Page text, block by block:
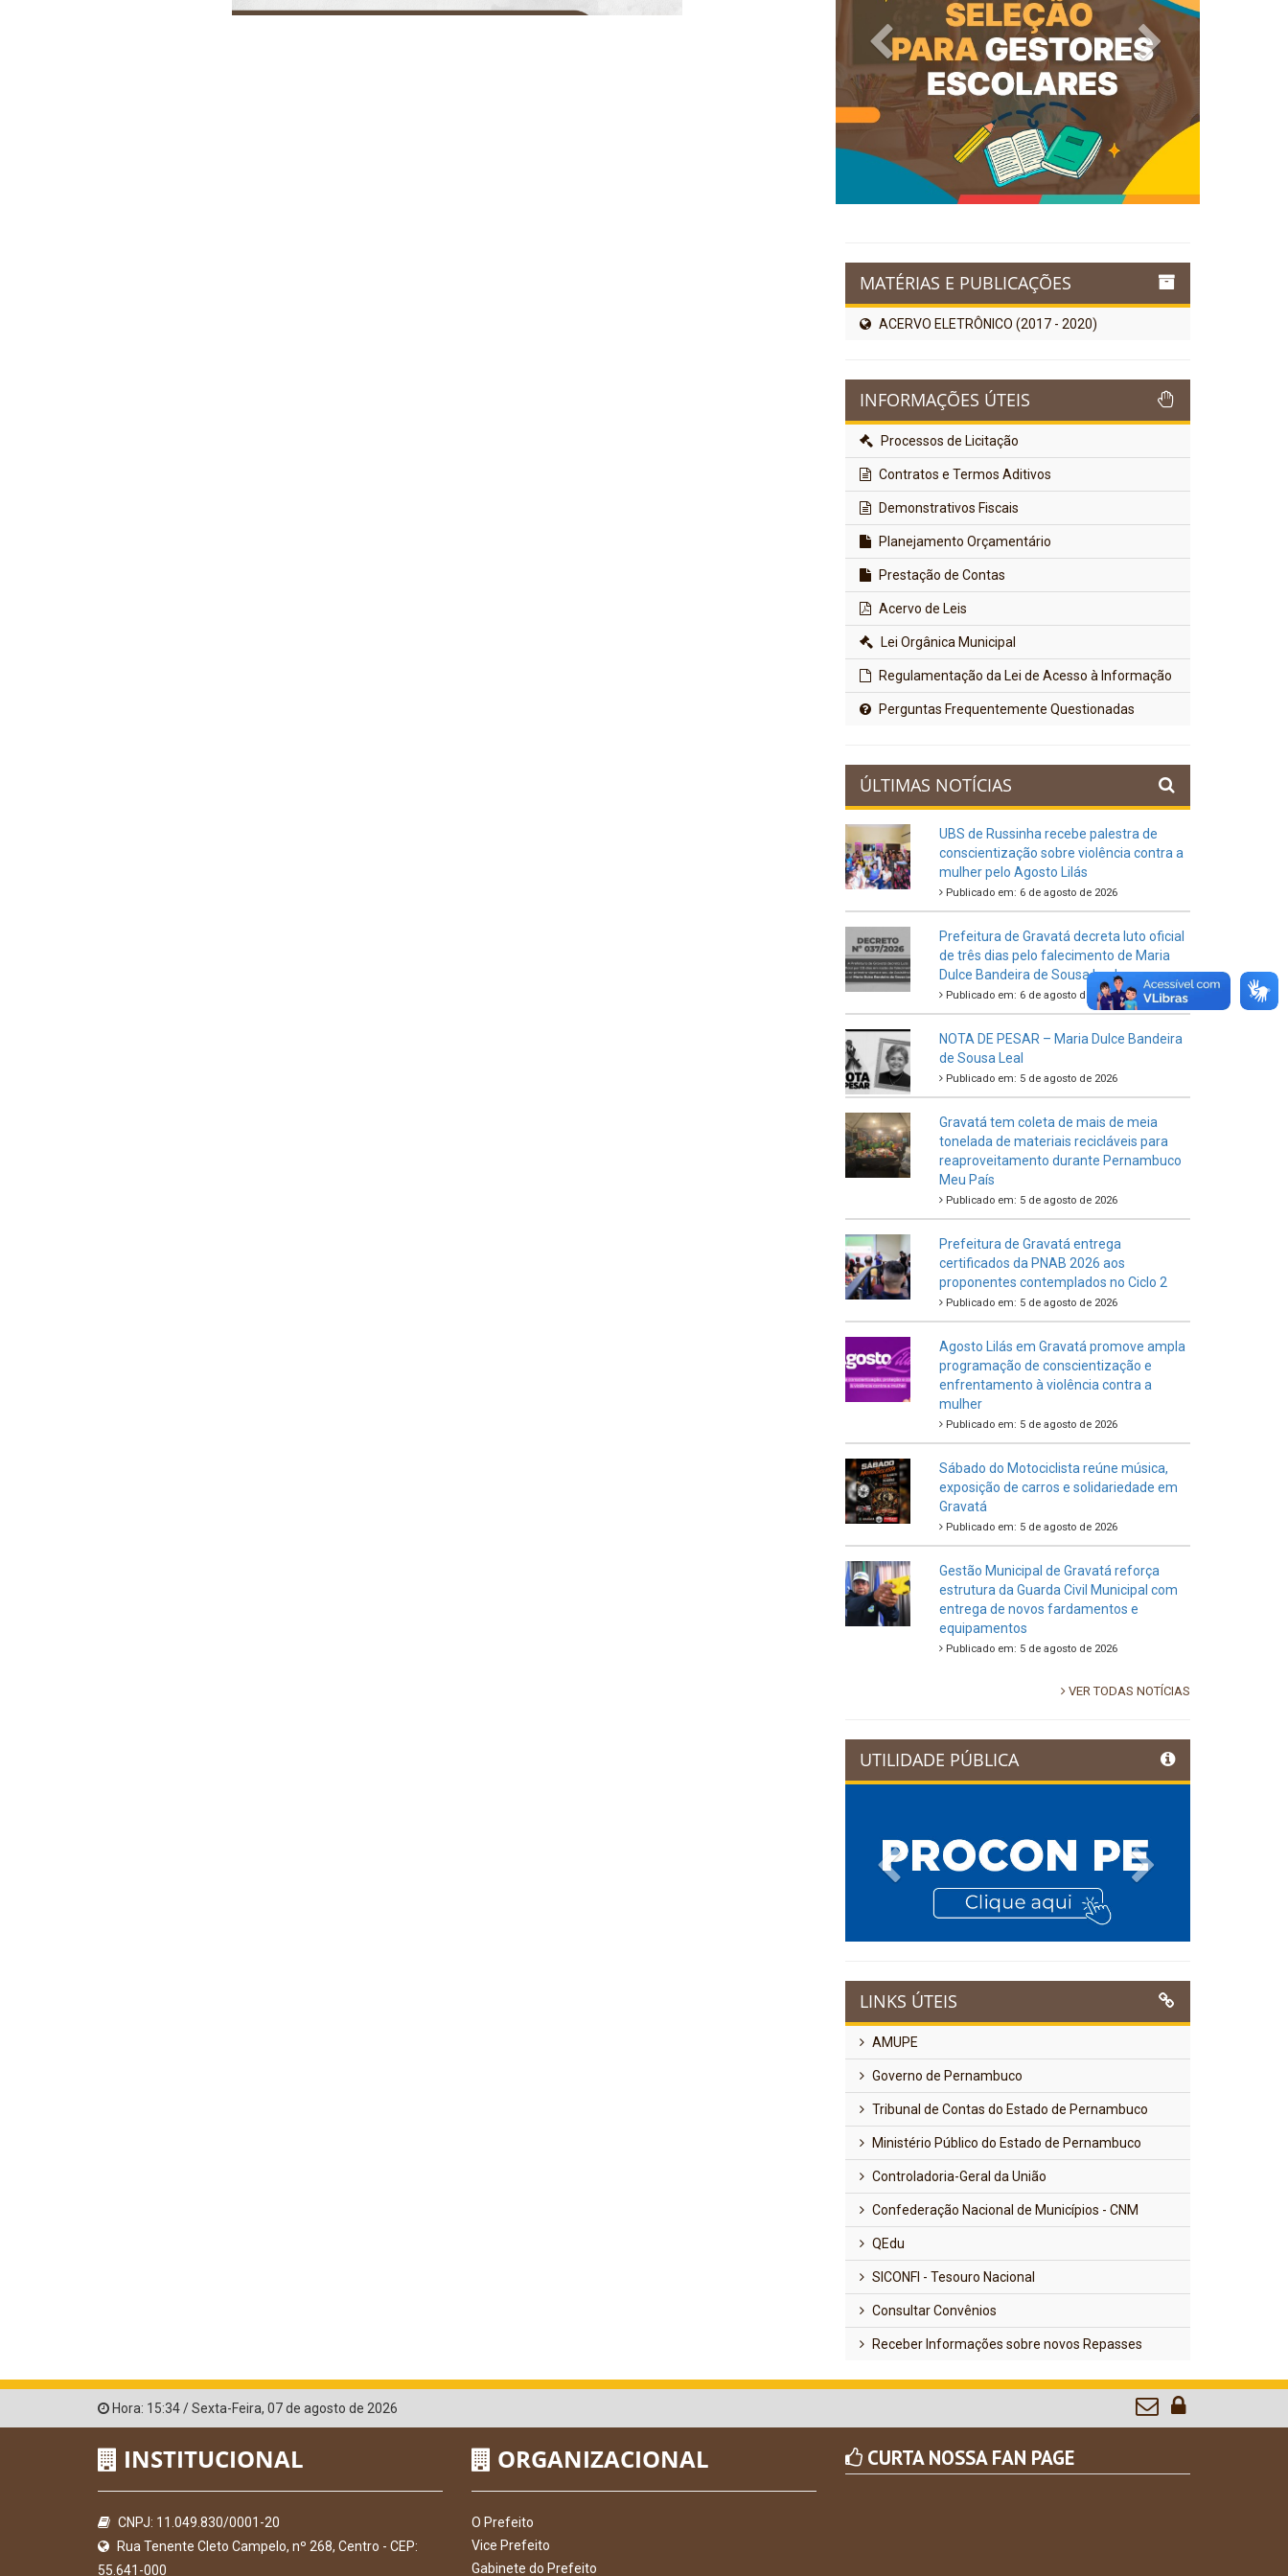
Previous Next
MATÉRIAS E PUBLICAÇÕES
ACERVO ELETRÔNICO (2017 - 2020)
INFORMAÇÕES ÚTEIS
Processos de Licitação
Contratos e Termos Aditivos
Demonstrativos Fiscais
Planejamento Orçamentário
Prestação de Contas
Acervo de Leis
Lei Orgânica Municipal
Regulamentação da Lei de Acesso à Informação
Perguntas Frequentemente Questionadas
ÚLTIMAS NOTÍCIAS
UBS de Russinha recebe palestra de
conscientização sobre violência contra a
mulher pelo Agosto Lilás
Publicado em: 6 de agosto de 2026
Prefeitura de Gravatá decreta luto oficial
de três dias pelo falecimento de Maria
Dulce Bandeira de Sousa Leal
Publicado em: 6 de agosto de 2026
NOTA DE PESAR – Maria Dulce Bandeira
de Sousa Leal
Publicado em: 5 de agosto de 2026
Gravatá tem coleta de mais de meia
tonelada de materiais recicláveis para
reaproveitamento durante Pernambuco
Meu País
Publicado em: 5 de agosto de 2026
Prefeitura de Gravatá entrega
certificados da PNAB 2026 aos
proponentes contemplados no Ciclo 2
Publicado em: 5 de agosto de 2026
Agosto Lilás em Gravatá promove ampla
programação de conscientização e
enfrentamento à violência contra a
mulher
Publicado em: 5 de agosto de 2026
Sábado do Motociclista reúne música,
exposição de carros e solidariedade em
Gravatá
Publicado em: 5 de agosto de 2026
Gestão Municipal de Gravatá reforça
estrutura da Guarda Civil Municipal com
entrega de novos fardamentos e
equipamentos
Publicado em: 5 de agosto de 2026
VER TODAS NOTÍCIAS
UTILIDADE PÚBLICA
Previous
LINKS ÚTEIS
AMUPE
Governo de Pernambuco
Tribunal de Contas do Estado de Pernambuco
Ministério Público do Estado de Pernambuco
Controladoria-Geral da União
Confederação Nacional de Municípios - CNM
QEdu
SICONFI - Tesouro Nacional
Consultar Convênios
Receber Informações sobre novos Repasses
Hora: 15:34/Sexta-Feira, 07 de agosto de 2026
INSTITUCIONAL
CNPJ: 11.049.830/0001-20
Rua Tenente Cleto Campelo, nº 268, Centro - CEP:
55.641-000
ORGANIZACIONAL
O Prefeito
Vice Prefeito
Gabinete do Prefeito
CURTA NOSSA FAN PAGE